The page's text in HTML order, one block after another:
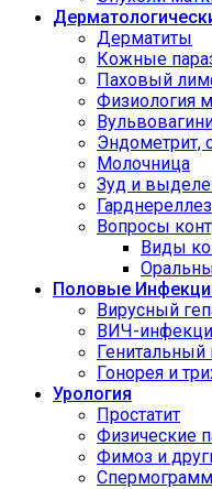
Дерматиты
Кожные
Паховый
Физиология
Эндометрит,
Молочница
Зуд и
Гарднереллез
Вопросы
Виды
Половые
Вирусный
ВИЧ-
Генитальный
Гонорея и
Урология
Простатит
Физические
Фимоз и